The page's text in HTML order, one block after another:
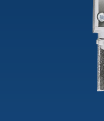
Detetores de
Controlo da hora
Seminários
Sistema de
Projetores de
Comutação e
Medição
Informações
Pesquisador de produtos